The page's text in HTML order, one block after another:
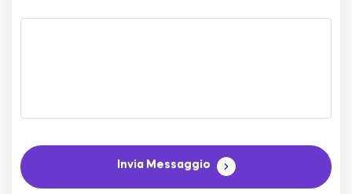
Invia Messaggio